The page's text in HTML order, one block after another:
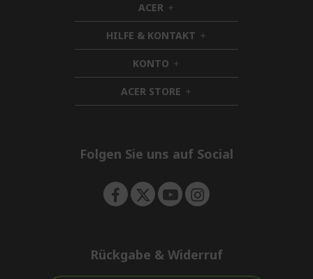
ACER h
i
d
d
e
n
HILFE & KONTAKT h
i
d
n
KONTO h
i
d
d
ACER STORE h
i
e
Folgen Sie uns auf Social
Rückgabe & Widerruf